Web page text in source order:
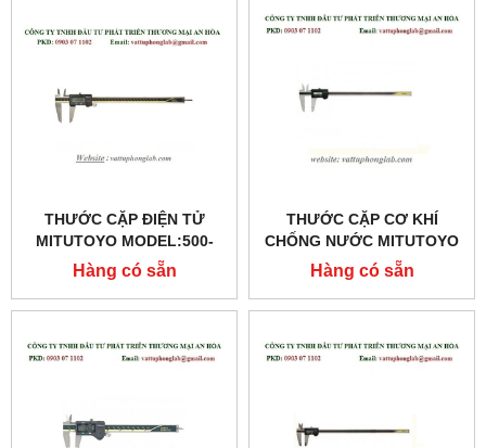
THƯỚC CẶP ĐIỆN TỬ
MITUTOYO MODEL:500-
153
Hàng có sẵn
THƯỚC CẶP CƠ KHÍ
CHỐNG NƯỚC MITUTOYO
MODEL:500-502-10
Hàng có sẵn